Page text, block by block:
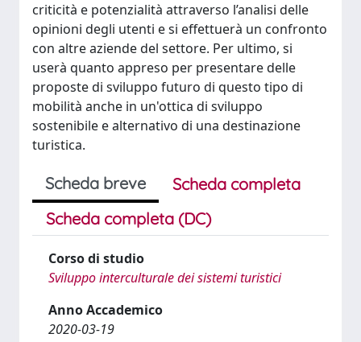
criticità e potenzialità attraverso l’analisi delle
opinioni degli utenti e si effettuerà un confronto
con altre aziende del settore. Per ultimo, si
userà quanto appreso per presentare delle
proposte di sviluppo futuro di questo tipo di
mobilità anche in un'ottica di sviluppo
sostenibile e alternativo di una destinazione
turistica.
Scheda breve
Scheda completa
Scheda completa (DC)
Corso di studio
Sviluppo interculturale dei sistemi turistici
Anno Accademico
2020-03-19